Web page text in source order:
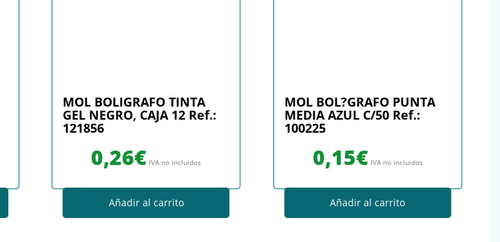
MOL BOLIGRAFO TINTA
GEL NEGRO, CAJA 12 Ref.:
121856
0,26€ IVA no incluidos
Añadir al carrito
MOL BOL?GRAFO PUNTA
MEDIA AZUL C/50 Ref.:
100225
0,15€ IVA no incluidos
Añadir al carrito